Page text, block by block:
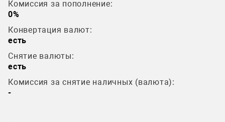
Комиссия за пополнение:
0%
Конвертация валют:
есть
Снятие валюты:
есть
Комиссия за снятие наличных (валюта):
-